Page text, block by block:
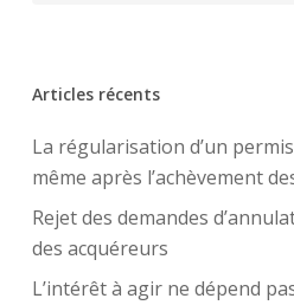
Articles récents
La régularisation d’un
même après l’achèvement
Rejet des demandes
des acquéreurs
L’intérêt à agir ne dépend